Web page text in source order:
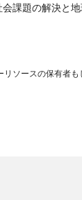
課題の解決と
ソースの保有者